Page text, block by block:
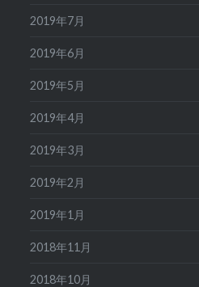
2019年7月
2019年6月
2019年5月
2019年4月
2019年3月
2019年2月
2019年1月
2018年11月
2018年10月